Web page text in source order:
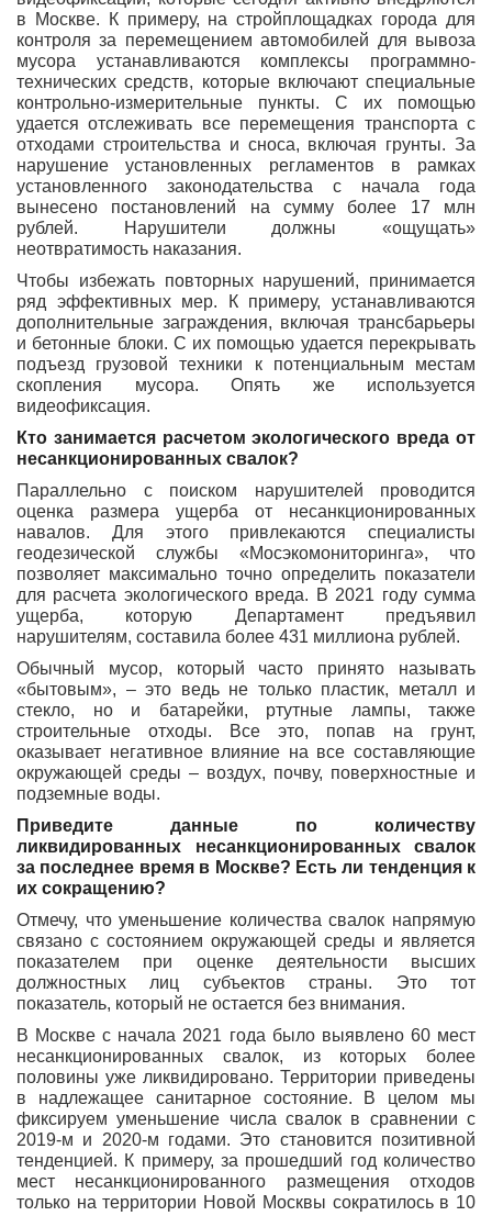
в Москве. К примеру, на стройплощадках города для
контроля за перемещением автомобилей для вывоза
мусора устанавливаются комплексы программно-
технических средств, которые включают специальные
контрольно-измерительные пункты. С их помощью
удается отслеживать все перемещения транспорта с
отходами строительства и сноса, включая грунты. За
нарушение установленных регламентов в рамках
установленного законодательства с начала года
вынесено постановлений на сумму более 17 млн
рублей. Нарушители должны «ощущать»
неотвратимость наказания.
Чтобы избежать повторных нарушений, принимается
ряд эффективных мер. К примеру, устанавливаются
дополнительные заграждения, включая трансбарьеры
и бетонные блоки. С их помощью удается перекрывать
подъезд грузовой техники к потенциальным местам
скопления мусора. Опять же используется
видеофиксация.
Кто занимается расчетом экологического вреда от
несанкционированных свалок?
Параллельно с поиском нарушителей проводится
оценка размера ущерба от несанкционированных
навалов. Для этого привлекаются специалисты
геодезической службы «Мосэкомониторинга», что
позволяет максимально точно определить показатели
для расчета экологического вреда. В 2021 году сумма
ущерба, которую Департамент предъявил
нарушителям, составила более 431 миллиона рублей.
Обычный мусор, который часто принято называть
«бытовым», – это ведь не только пластик, металл и
стекло, но и батарейки, ртутные лампы, также
строительные отходы. Все это, попав на грунт,
оказывает негативное влияние на все составляющие
окружающей среды – воздух, почву, поверхностные и
подземные воды.
Приведите данные по количеству
ликвидированных несанкционированных свалок
за последнее время в Москве? Есть ли тенденция к
их сокращению?
Отмечу, что уменьшение количества свалок напрямую
связано с состоянием окружающей среды и является
показателем при оценке деятельности высших
должностных лиц субъектов страны. Это тот
показатель, который не остается без внимания.
В Москве с начала 2021 года было выявлено 60 мест
несанкционированных свалок, из которых более
половины уже ликвидировано. Территории приведены
в надлежащее санитарное состояние. В целом мы
фиксируем уменьшение числа свалок в сравнении с
2019-м и 2020-м годами. Это становится позитивной
тенденцией. К примеру, за прошедший год количество
мест несанкционированного размещения отходов
только на территории Новой Москвы сократилось в 10